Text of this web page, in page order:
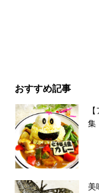
おすすめ記事
集
美